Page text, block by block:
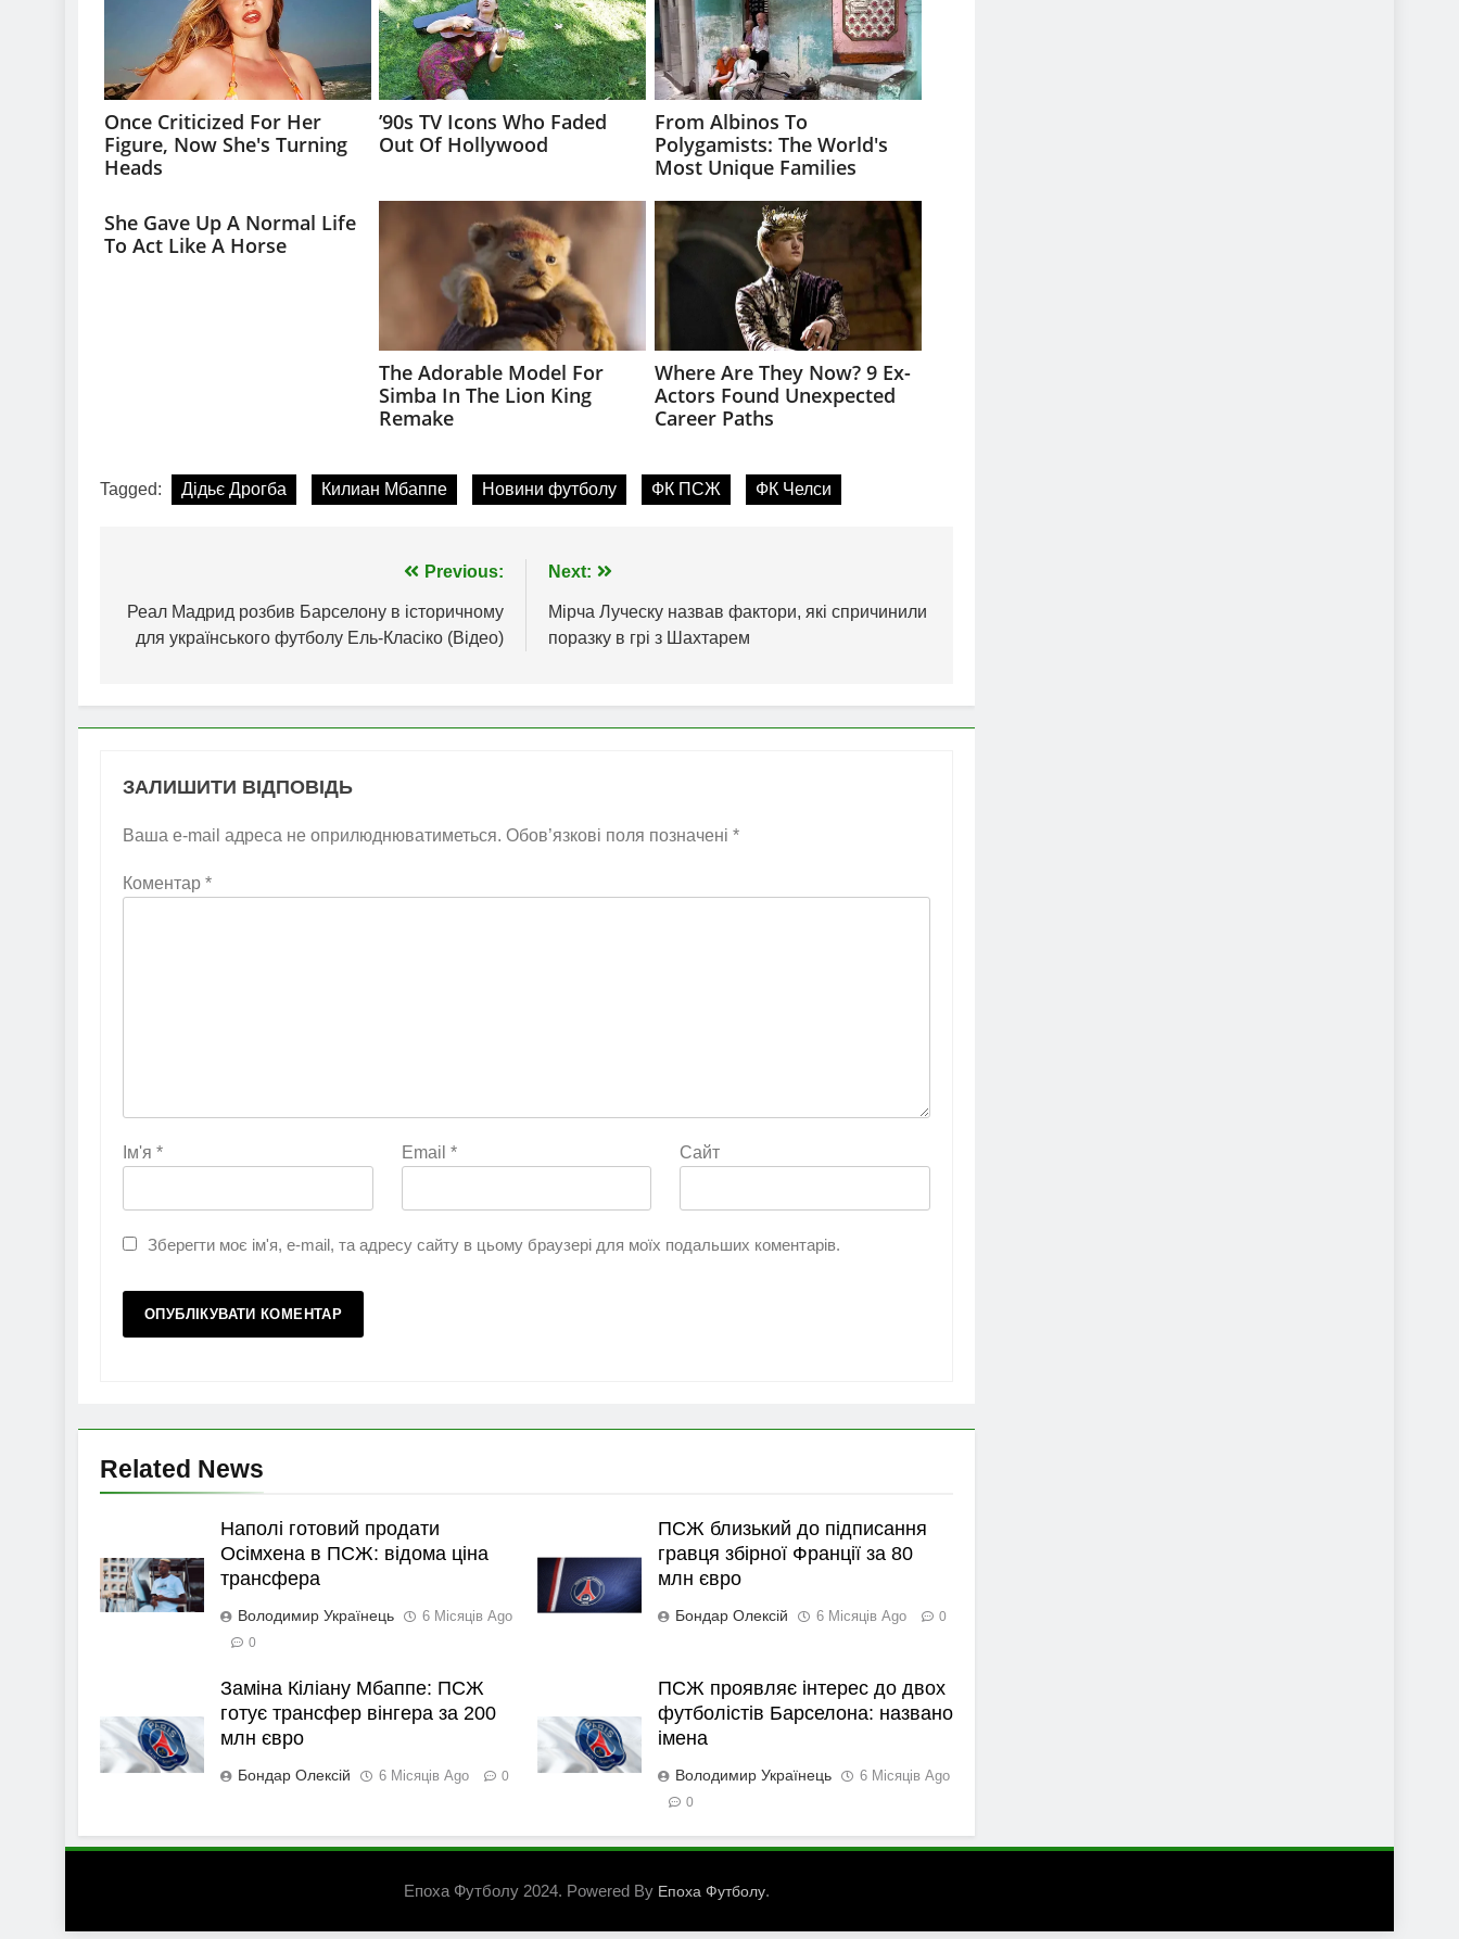
Tagged: Дідьє Дрогба Килиан Мбаппе Новини футболу ФК ПСЖ ФК Челси
записів
Previous:
Реал Мадрид розбив Барселону в історичному
для українського футболу Ель-Класіко (Відео)
Next:
Мірча Луческу назвав фактори, які спричинили
поразку в грі з Шахтарем
ЗАЛИШИТИ ВІДПОВІДЬ
Ваша e-mail адреса не оприлюднюватиметься. Обов’язкові поля позначені *
Коментар *
Ім'я * Email * Сайт
Зберегти моє ім'я, e-mail, та адресу сайту в цьому браузері для моїх подальших коментарів.
Related News
Наполі готовий продати
Осімхена в ПСЖ: відома ціна
трансфера
Володимир Українець 6 Місяців Ago
0
ПСЖ близький до підписання
гравця збірної Франції за 80
млн євро
Бондар Олексій 6 Місяців Ago 0
Заміна Кіліану Мбаппе: ПСЖ
готує трансфер вінгера за 200
млн євро
Бондар Олексій 6 Місяців Ago 0
ПСЖ проявляє інтерес до двох
футболістів Барселона: названо
імена
Володимир Українець 6 Місяців Ago
0
Епоха Футболу 2024. Powered By Епоха Футболу.